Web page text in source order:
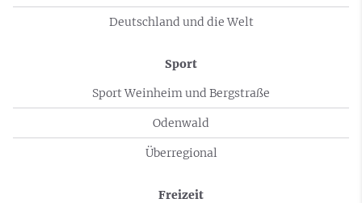
Deutschland und die Welt
Sport
Sport Weinheim und Bergstraße
Odenwald
Überregional
Freizeit